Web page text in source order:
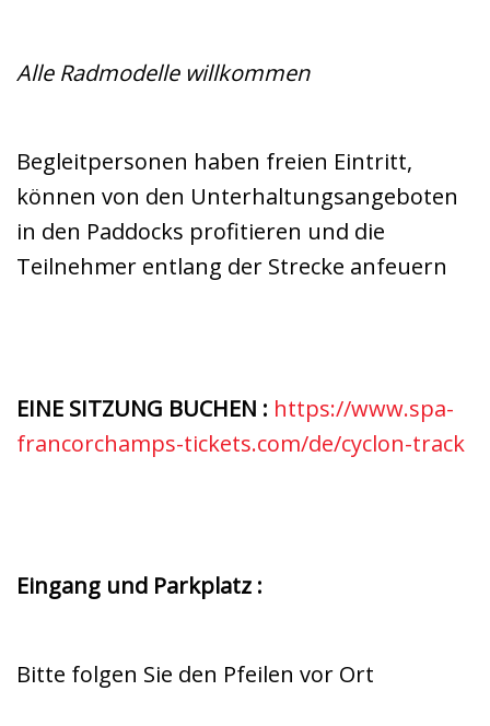
Alle Radmodelle willkommen
Begleitpersonen haben freien Eintritt,
können von den Unterhaltungsangeboten
in den Paddocks profitieren und die
Teilnehmer entlang der Strecke anfeuern
EINE SITZUNG BUCHEN : https://www.spa-
francorchamps-tickets.com/de/cyclon-track
Eingang und Parkplatz :
Bitte folgen Sie den Pfeilen vor Ort